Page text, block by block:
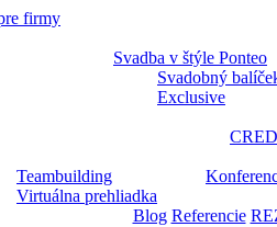
firmy
Svadba v štýle Ponteo
Svadobný
Exclusive
Teambuilding
Virtuálna prehliadka
Blog Referencie